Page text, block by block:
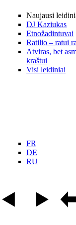
Naujausi
DJ Kaziukas
Etnožadintuvai
Ratilio – ratui
Atviras, bet
kraštui
Visi leidiniai
FR
DE
RU